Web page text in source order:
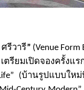
รีวารี” (Venue
เตรียมเปิดจองครั้งแร
(บ้านรูปแบบให